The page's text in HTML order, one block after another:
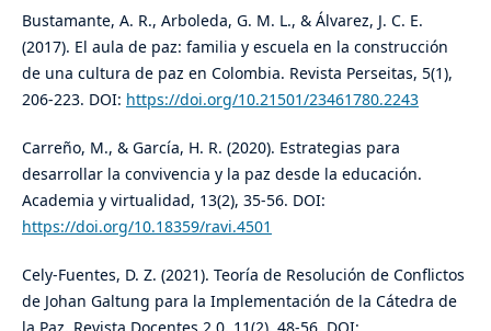
Bustamante, A. R., Arboleda, G. M. L., & Álvarez, J. C. E.
(2017). El aula de paz: familia y escuela en la construcción
de una cultura de paz en Colombia. Revista Perseitas, 5(1),
206-223. DOI: https://doi.org/10.21501/23461780.2243
Carreño, M., & García, H. R. (2020). Estrategias para
desarrollar la convivencia y la paz desde la educación.
Academia y virtualidad, 13(2), 35-56. DOI:
https://doi.org/10.18359/ravi.4501
Cely-Fuentes, D. Z. (2021). Teoría de Resolución de Conflictos
de Johan Galtung para la Implementación de la Cátedra de